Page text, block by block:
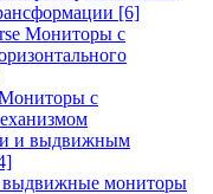
[6]
Мониторы с
с
и выдвижным
выдвижные мониторы